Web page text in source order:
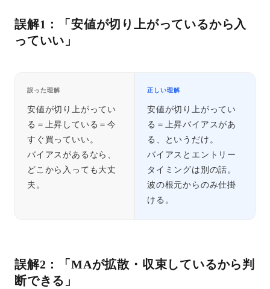
誤解1：「安値が切り上がっているから入
っていい」
誤った理解
安値が切り上がってい
る＝上昇している＝今
すぐ買っていい。
バイアスがあるなら、
どこから入っても大丈
夫。
正しい理解
安値が切り上がってい
る＝上昇バイアスがあ
る、というだけ。
バイアスとエントリー
タイミングは別の話。
波の根元からのみ仕掛
ける。
誤解2：「MAが拡散・収束しているから判
断できる」